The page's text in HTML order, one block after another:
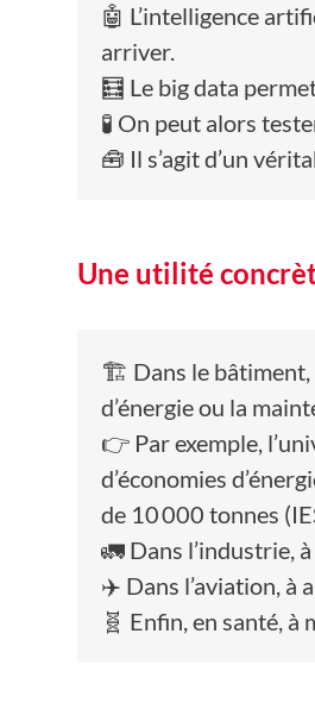
🤖 L’intelligence
arriver.
🧮 Le big data
🧪 On peut alors
🧰 Il s’agit d’un
Une utilité
🏗️ Dans le bâtiment,
d’énergie ou la
👉 Par exemple,
d’économies
de 10 000 tonnes
🚛 Dans l’industrie,
✈️ Dans l’aviation, à
🧬 Enfin, en santé,